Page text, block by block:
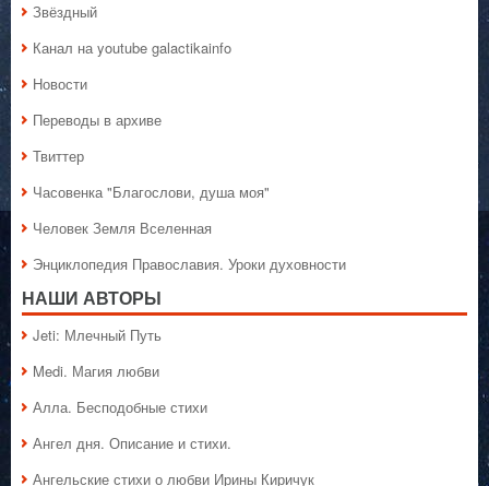
Звёздный
Канал на youtube galactikainfo
Новости
Переводы в архиве
Твиттер
Часовенка "Благослови, душа моя"
Человек Земля Вселенная
Энциклопедия Православия. Уроки духовности
НАШИ АВТОРЫ
Jeti: Млечный Путь
Medi. Магия любви
Алла. Бесподобные стихи
Ангел дня. Описание и стихи.
Ангельские стихи о любви Ирины Киричук